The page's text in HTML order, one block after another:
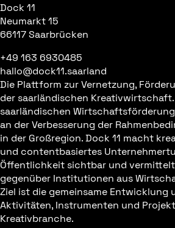
Dock 11
Neumarkt 15
66117 Saarbrücken
+49 163 6930485
hallo@dock11.saarland
Die Plattform zur Vernetzung,
der saarländischen
saarländischen
an der Verbesserung der
in der Großregion. Dock 11 macht
und contentbasiertes
Öffentlichkeit sichtbar und vermittelt
gegenüber Institutionen aus
Ziel ist die gemeinsame Entwicklung
Aktivitäten, Instrumenten und
Kreativbranche.